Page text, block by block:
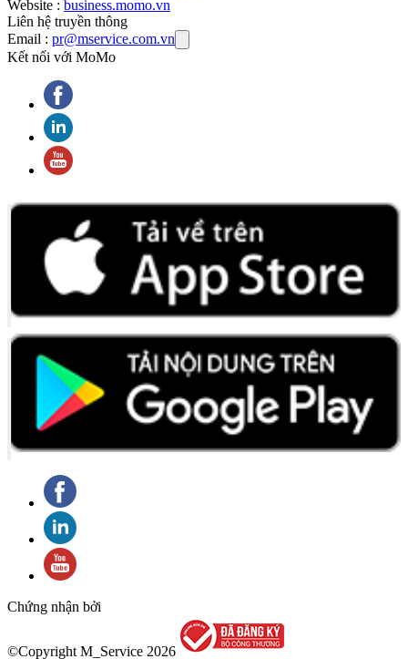
Website : business.momo.vn
Liên hệ truyền thông
Email : pr@mservice.com.vn
Kết nối với MoMo
Chứng nhận bởi
©Copyright M_Service 2026